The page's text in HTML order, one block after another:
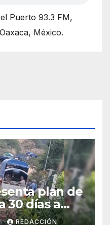
Puerto 93.3 FM,
México.
plan de
30 días a
para
REDACCIÓN